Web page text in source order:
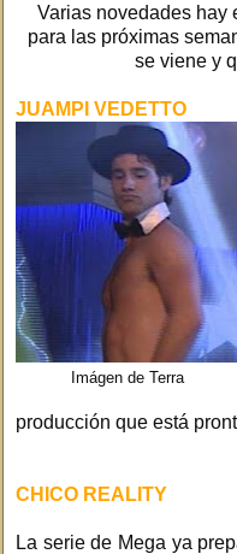
Varias novedades hay
para las próximas
se viene y
JUAMPI VEDETTO
Imágen de Terra
producción que está
CHICO REALITY
La serie de Mega ya